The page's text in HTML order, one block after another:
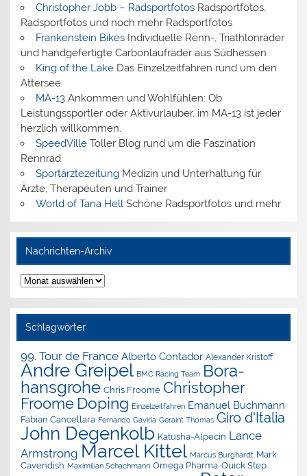
Christopher Jobb – RadsportfotosRadsportfotos,
Radsportfotos und noch mehr Radsportfotos
Frankenstein BikesIndividuelle Renn-, Triathlonräder
und handgefertigte Carbonlaufräder aus Südhessen
King of the LakeDas Einzelzeitfahren rund um den
Attersee
MA-13Ankommen und Wohlfühlen: Ob
Leistungssportler oder Aktivurlauber, im MA-13 ist jeder
herzlich willkommen.
SpeedVilleToller Blog rund um die Faszination
Rennrad
SportärztezeitungMedizin und Unterhaltung für
Ärzte, Therapeuten und Trainer
World of Tana HellSchöne Radsportfotos und mehr
Nachrichten-Archiv
Nachrichten-
Archiv
Schlagwörter
99. Tour de France Alberto Contador Alexander Kristoff
Andre Greipel BMC Racing Team Bora-
hansgrohe Chris Froome Christopher
Froome Doping Einzelzeitfahren Emanuel Buchmann
Fabian Cancellara Fernando Gaviria Geraint Thomas Giro d'Italia
John Degenkolb Katusha-Alpecin Lance
Armstrong Marcel Kittel Marcus Burghardt Mark
Cavendish Maximilian Schachmann Omega Pharma-Quick Step